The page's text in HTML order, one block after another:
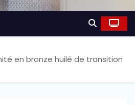
en bronze huilé de transition